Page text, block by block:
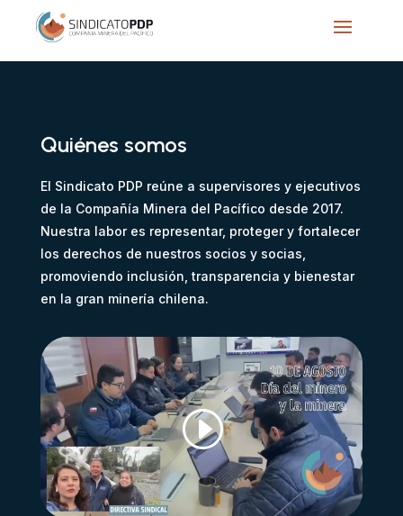
Quiénes somos
El Sindicato PDP reúne a supervisores y ejecutivos
de la Compañía Minera del Pacífico desde 2017.
Nuestra labor es representar, proteger y fortalecer
los derechos de nuestros socios y socias,
promoviendo inclusión, transparencia y bienestar
en la gran minería chilena.
Haz clic para aceptar cookies de marketing
y permitir este contenido